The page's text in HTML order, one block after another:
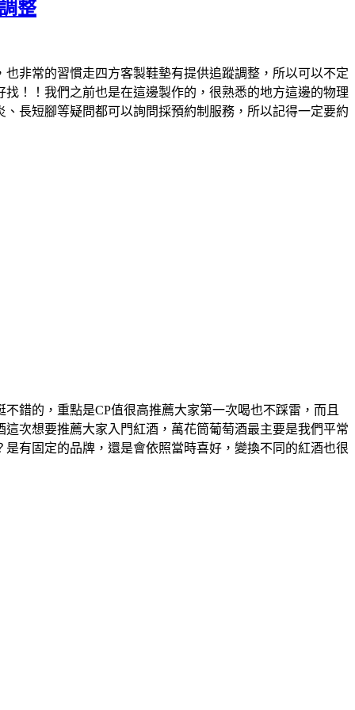
整
非常的習慣走四方客製鞋墊有提供追蹤調整，所以可以不定
！！我們之前也是在這邊製作的，很熟悉的地方這邊的物理
長短腳等疑問都可以詢問採預約制服務，所以記得一定要約
錯的，重點是CP值很高推薦大家第一次喝也不踩雷，而且
次想要推薦大家入門紅酒，萬花筒葡萄酒最主要是我們平常
有固定的品牌，還是會依照當時喜好，變換不同的紅酒也很